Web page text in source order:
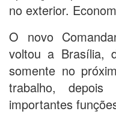
no exterior.
O novo
voltou a Brasília,
somente no
trabalho,
importantes